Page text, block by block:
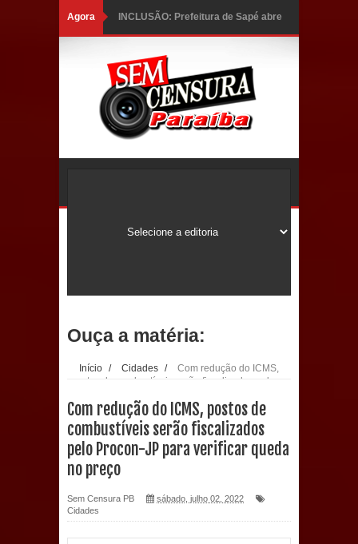
Agora INCLUSÃO: Prefeitura de Sapé abre
Social; veja documentação
necessária!
com a saúde bucal em Marí
PDT da Paraíba faz reunião
Prefeitura de Sapé paga salários
Ouça a matéria:
Início / Cidades /
Com redução do ICMS,
postos de combustíveis serão fiscalizados pelo
Com redução do ICMS, postos de
combustíveis serão fiscalizados
pelo Procon-JP para verificar queda
no preço
Sem Censura PB
sábado, julho 02, 2022
Cidades